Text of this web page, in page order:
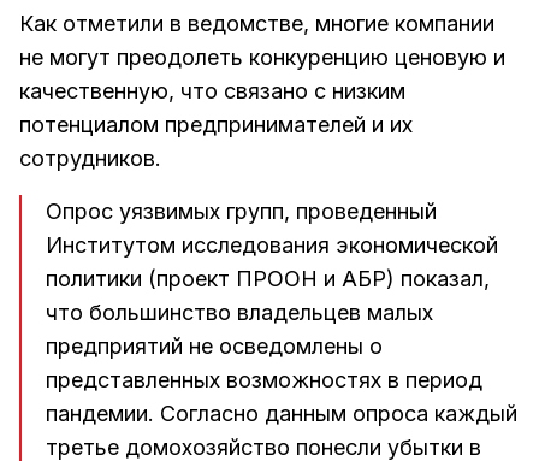
Как отметили в ведомстве, многие компании
не могут преодолеть конкуренцию ценовую и
качественную, что связано с низким
потенциалом предпринимателей и их
сотрудников.
Опрос уязвимых групп, проведенный
Институтом исследования экономической
политики (проект ПРООН и АБР) показал,
что большинство владельцев малых
предприятий не осведомлены о
представленных возможностях в период
пандемии. Согласно данным опроса каждый
третье домохозяйство понесли убытки в